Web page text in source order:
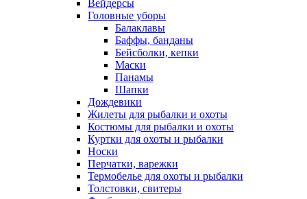
Вейдерсы
Головные уборы
Балаклавы
Баффы, банданы
Бейсболки, кепки
Маски
Панамы
Шапки
Дождевики
Жилеты для рыбалки и охоты
Костюмы для рыбалки и охоты
Куртки для охоты и рыбалки
Носки
Перчатки, варежки
Термобелье для охоты и рыбалки
Толстовки, свитеры